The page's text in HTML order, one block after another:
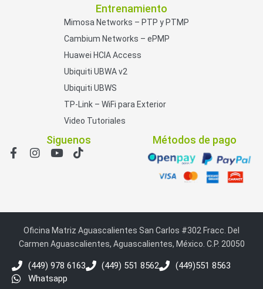
Entrenamiento
Mimosa Networks – PTP y PTMP
Cambium Networks – ePMP
Huawei HCIA Access
Ubiquiti UBWA v2
Ubiquiti UBWS
TP-Link – WiFi para Exterior
Video Tutoriales
Siguenos Métodos de pago
Oficina Matriz Aguascalientes San Carlos #302 Fracc. Del
Carmen Aguascalientes, Aguascalientes, México. C.P. 20050
(449) 978 6163 (449) 551 8562
(449)551 8563
Whatsapp